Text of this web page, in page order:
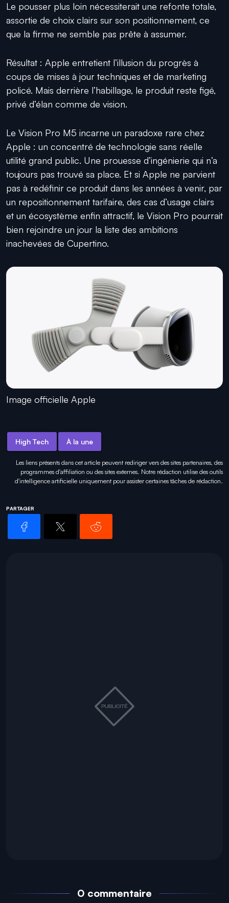
Le pousser plus loin nécessiterait une refonte totale,
assortie de choix clairs sur son positionnement, ce
que la firme ne semble pas prête à assumer.
Résultat : Apple entretient l’illusion du progrès à
coups de mises à jour techniques et de marketing
policé. Mais derrière l’habillage, le produit reste figé,
privé d’élan comme de vision.
Le Vision Pro M5 incarne un paradoxe rare chez
Apple : un concentré de technologie sans réelle
utilité grand public. Une prouesse d’ingénierie qui n’a
toujours pas trouvé sa place. Et si Apple ne parvient
pas à redéfinir ce produit dans les années à venir, par
un repositionnement tarifaire, des cas d’usage clairs
et un écosystème enfin attractif, le Vision Pro pourrait
bien rejoindre un jour la liste des ambitions
inachevées de Cupertino.
Image officielle Apple
High Tech À la une
Les liens présents dans cet article peuvent rediriger vers des sites partenaires, des
programmes d'affiliation ou des sites externes. Notre rédaction utilise des outils
d'intelligence artificielle uniquement pourassister certaines tâches de rédaction.
PARTAGER
0 commentaire